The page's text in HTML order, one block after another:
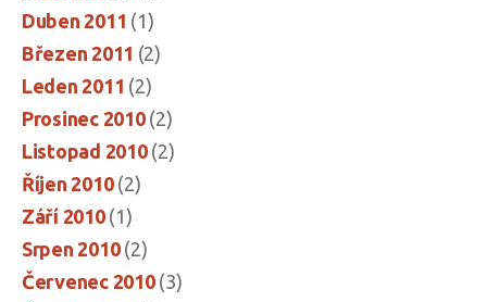
Duben 2011 (1)
Březen 2011 (2)
Leden 2011 (2)
Prosinec 2010(2)
Listopad 2010(2)
Říjen 2010(2)
Září 2010(1)
Srpen 2010(2)
Červenec 2010(3)